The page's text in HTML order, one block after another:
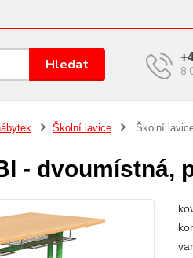
Hledat
Školní lavice Školní
- dvoumístná,